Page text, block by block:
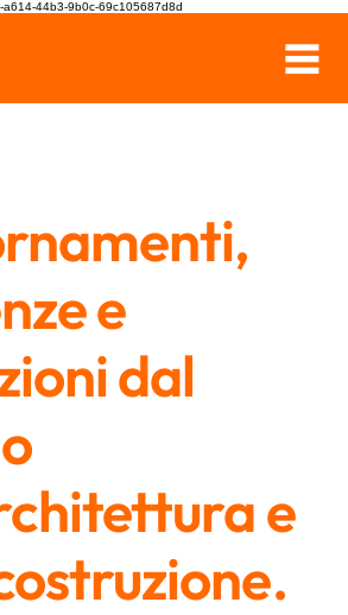
a614-44b3-9b0c-69c105687d8d
e
dal
e